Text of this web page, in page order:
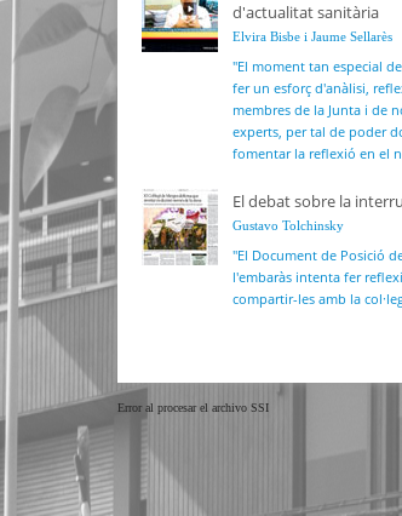
d'actualitat sanitària
Elvira Bisbe i Jaume Sellarès
"El moment tan especial
fer un esforç d'anàlisi,
membres de la Junta i de
experts, per tal de poder
fomentar la reflexió en el
El debat sobre la
Gustavo Tolchinsky
"El Document de Posició
l'embaràs intenta fer
compartir-les amb la
Error al procesar el archivo SSI